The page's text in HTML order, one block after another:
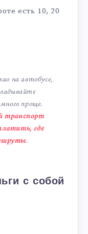
есть 10, 20
на автобусе,
проще.
транспорт
где
.
с собой